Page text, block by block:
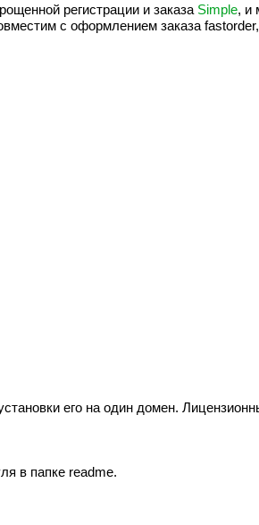
регистрации и заказа Simple, и
с оформлением заказа
его на один домен.
в папке readme.